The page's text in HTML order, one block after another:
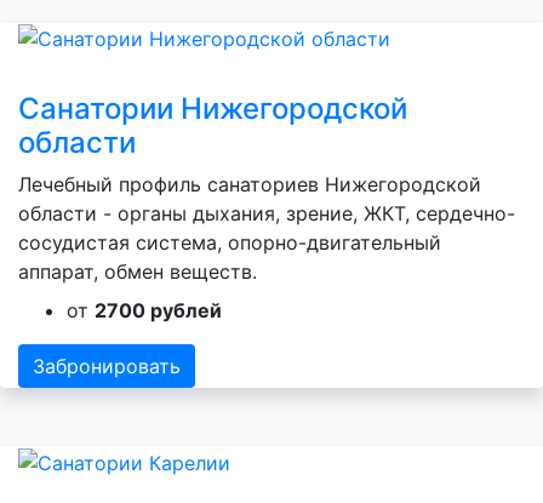
Санатории Нижегородской
области
Лечебный профиль санаториев Нижегородской
области - органы дыхания, зрение, ЖКТ, сердечно-
сосудистая система, опорно-двигательный
аппарат, обмен веществ.
от 2700 рублей
Забронировать